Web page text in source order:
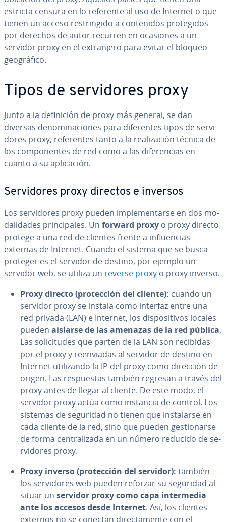
estricta censura en lo referente al uso de Internet o que
tienen un acceso re­s­tri­n­gi­do a co­n­te­ni­dos pro­te­gi­dos
por derechos de autor recurren en ocasiones a un
servidor proxy en el ex­tra­n­je­ro para evitar el bloqueo
geo­grá­fi­co.
Tipos de se­r­vi­do­res proxy
Junto a la de­fi­ni­ción de proxy más general, se dan
diversas de­no­mi­na­cio­nes para di­fe­re­n­tes tipos de se­r­vi­
do­res proxy, re­fe­re­n­tes tanto a la rea­li­za­ción técnica de
los co­m­po­ne­n­tes de red como a las di­fe­re­n­cias en
cuanto a su apli­ca­ción.
Se­r­vi­do­res proxy directos e inversos
Los se­r­vi­do­res proxy pueden im­ple­me­n­tar­se en dos mo­
da­li­da­des pri­n­ci­pa­les. Un forward proxy o proxy directo
protege a una red de clientes frente a in­flue­n­cias
externas de Internet. Cuando el sistema que se busca
proteger es el servidor de destino, por ejemplo un
servidor web, se utiliza un reverse proxy o proxy inverso.
Proxy directo (pro­te­c­ción del cliente): cuando un
servidor proxy se instala como interfaz entre una
red privada (LAN) e Internet, los di­s­po­si­ti­vos locales
pueden aislarse de las amenazas de la red pública.
Las so­li­ci­tu­des que parten de la LAN son recibidas
por el proxy y re­en­via­das al servidor de destino en
Internet uti­li­za­n­do la IP del proxy como dirección de
origen. Las re­s­pue­s­tas también regresan a través del
proxy antes de llegar al cliente. De este modo, el
servidor proxy actúa como instancia de control. Los
sistemas de seguridad no tienen que in­s­ta­lar­se en
cada cliente de la red, sino que pueden ge­s­tio­nar­se
de forma ce­n­tra­li­za­da en un número reducido de se­
r­vi­do­res proxy.
Proxy inverso (pro­te­c­ción del servidor): también
los se­r­vi­do­res web pueden reforzar su seguridad al
situar un servidor proxy como capa in­te­r­me­dia
ante los accesos desde Internet. Así, los clientes
externos no se conectan di­re­c­ta­me­n­te con el